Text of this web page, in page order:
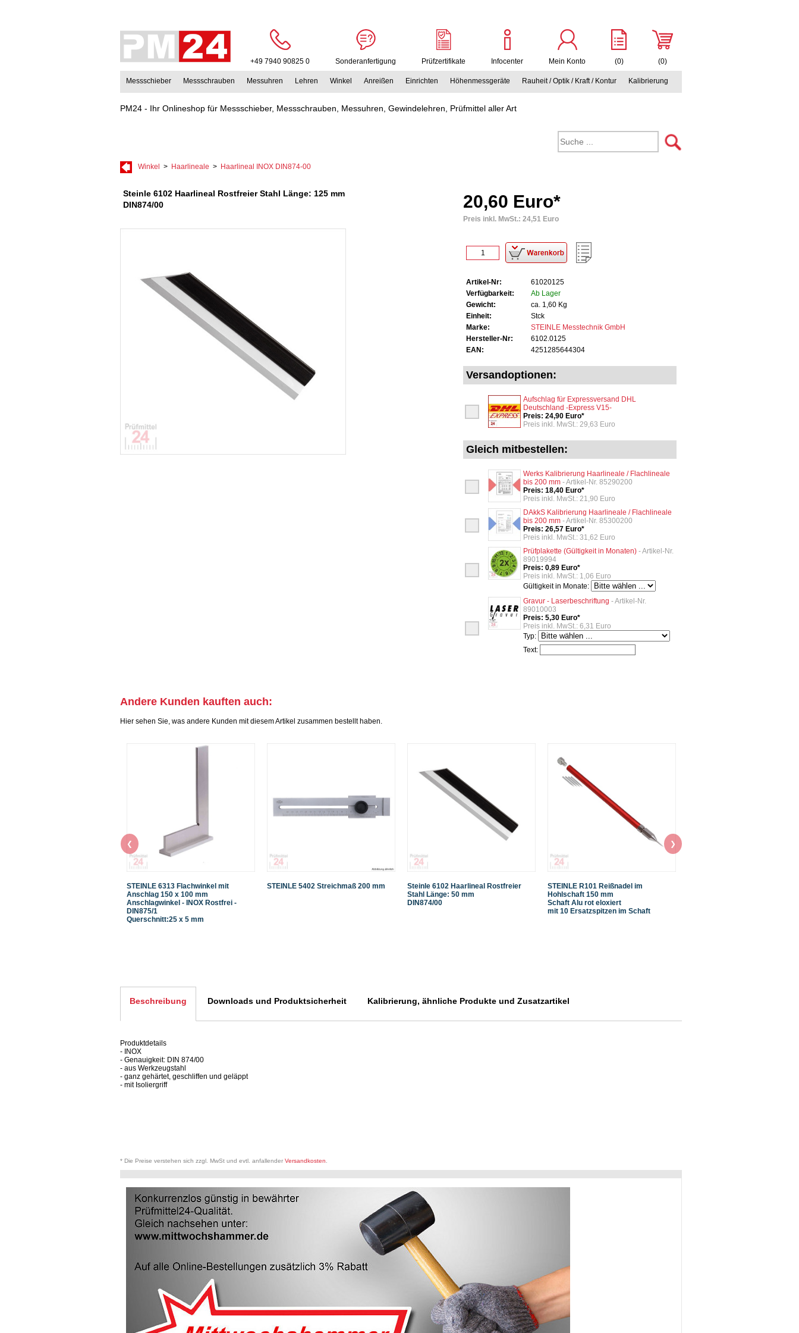
+49 7940 90825 0 Sonderanfertigung Prüfzertifikate Infocenter Mein Konto (0) (0)
Messschieber Messschrauben Messuhren Lehren Winkel Anreißen Einrichten Höhenmessgeräte Rauheit / Optik / Kraft / Kontur Kalibrierung
PM24 - Ihr Onlineshop für Messschieber, Messschrauben, Messuhren, Gewindelehren, Prüfmittel aller Art
Winkel > Haarlineale > Haarlineal INOX DIN874-00
Steinle 6102 Haarlineal Rostfreier Stahl Länge: 125 mm
DIN874/00
20,60 Euro*
Preis inkl. MwSt.: 24,51 Euro
Artikel-Nr:
61020125
Verfügbarkeit:
Ab Lager
Gewicht:
ca. 1,60 Kg
Einheit:
Stck
Marke:
STEINLE Messtechnik GmbH
Hersteller-Nr:
6102.0125
EAN:
4251285644304
Versandoptionen:
Aufschlag für Expressversand DHL
Deutschland -Express V15-
Preis: 24,90 Euro*
Preis inkl. MwSt.: 29,63 Euro
Gleich mitbestellen:
Werks Kalibrierung Haarlineale / Flachlineale
bis 200 mm - Artikel-Nr. 85290200
Preis: 18,40 Euro*
Preis inkl. MwSt.: 21,90 Euro
DAkkS Kalibrierung Haarlineale / Flachlineale
bis 200 mm - Artikel-Nr. 85300200
Preis: 26,57 Euro*
Preis inkl. MwSt.: 31,62 Euro
Prüfplakette (Gültigkeit in Monaten) - Artikel-Nr.
89019994
Preis: 0,89 Euro*
Preis inkl. MwSt.: 1,06 Euro
Gültigkeit in Monate:
Gravur - Laserbeschriftung - Artikel-Nr.
89010003
Preis: 5,30 Euro*
Preis inkl. MwSt.: 6,31 Euro
Typ:
Text:
Andere Kunden kauften auch:
Hier sehen Sie, was andere Kunden mit diesem Artikel zusammen bestellt haben.
STEINLE 6313 Flachwinkel mit
Anschlag 150 x 100 mm
Anschlagwinkel - INOX Rostfrei -
DIN875/1
Querschnitt:25 x 5 mm
STEINLE 5402 Streichmaß 200 mm
Steinle 6102 Haarlineal Rostfreier
Stahl Länge: 50 mm
DIN874/00
STEINLE R101 Reißnadel im
Hohlschaft 150 mm
Schaft Alu rot eloxiert
mit 10 Ersatzspitzen im Schaft
❮ ❯
Beschreibung Downloads und Produktsicherheit Kalibrierung, ähnliche Produkte und Zusatzartikel
Produktdetails
- INOX
- Genauigkeit: DIN 874/00
- aus Werkzeugstahl
- ganz gehärtet, geschliffen und geläppt
- mit Isoliergriff
* Die Preise verstehen sich zzgl. MwSt und evtl. anfallender Versandkosten